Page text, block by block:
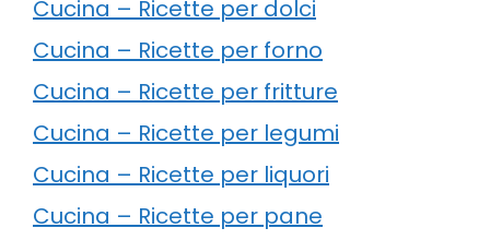
Cucina – Ricette per dolci
Cucina – Ricette per forno
Cucina – Ricette per fritture
Cucina – Ricette per legumi
Cucina – Ricette per liquori
Cucina – Ricette per pane